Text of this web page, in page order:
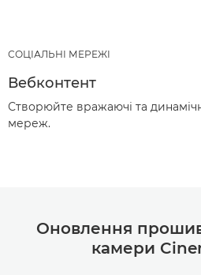
СОЦІАЛЬНІ МЕРЕЖІ
Вебконтент
Створюйте вражаючі та
мереж.
Оновлення
камери